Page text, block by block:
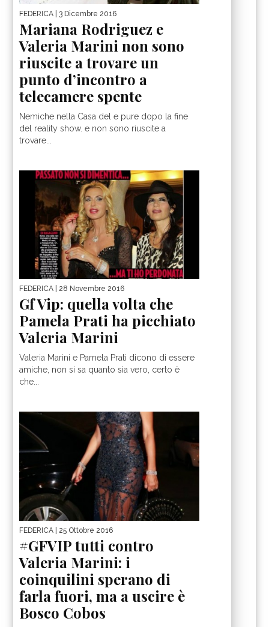
FEDERICA | 3 Dicembre 2016
Mariana Rodriguez e
Valeria Marini non sono
riuscite a trovare un
punto d’incontro a
telecamere spente
Nemiche nella Casa del e pure dopo la fine
del reality show. e non sono riuscite a
trovare...
FEDERICA | 28 Novembre 2016
Gf Vip: quella volta che
Pamela Prati ha picchiato
Valeria Marini
Valeria Marini e Pamela Prati dicono di essere
amiche, non si sa quanto sia vero, certo è
che...
FEDERICA | 25 Ottobre 2016
#GFVIP tutti contro
Valeria Marini: i
coinquilini sperano di
farla fuori, ma a uscire è
Bosco Cobos